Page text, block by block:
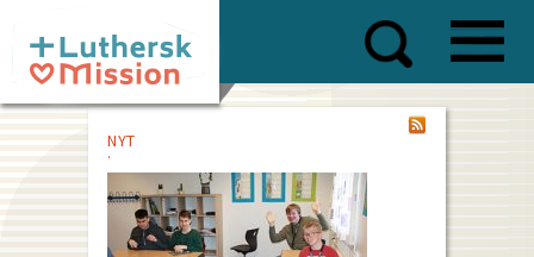
main
content
NYT